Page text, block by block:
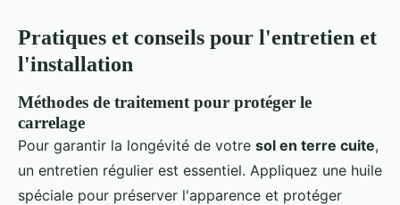
Pratiques et conseils pour l'entretien et
l'installation
Méthodes de traitement pour protéger le
carrelage
Pour garantir la longévité de votre sol en terre cuite,
un entretien régulier est essentiel. Appliquez une huile
spéciale pour préserver l'apparence et protéger